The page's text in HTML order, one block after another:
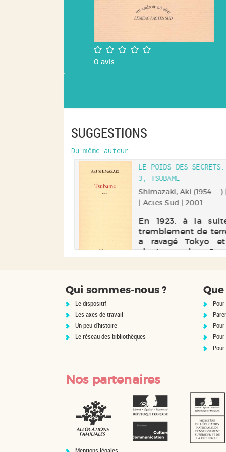
/5
0avis
SUGGESTIONS
Du même auteur
LE POIDS DES
3, TSUBAME
Shimazaki, Aki (1954-....)
| Actes Sud | 2001
En 1923, à la
tremblement de
a ravagé Tokyo
alentours, les
coréenne. La jeune
Kim, dont le Japon
pays adoptif, est reb...
Qui sommes-nous ?
Le dispositif
Les axes de travail
Un peu d'histoire
Le réseau des bibliothèques
Nos partenaires